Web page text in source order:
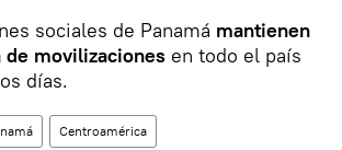
sociales de Panamá mantienen
de movilizaciones en todo el país
días.
Centroamérica